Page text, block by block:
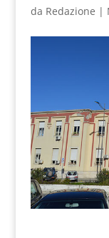
da Redazione |